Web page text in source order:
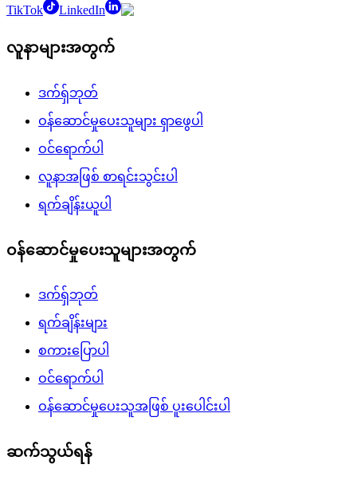
TikTok LinkedIn
လူနာများအတွက်
ဒက်ရှ်ဘုတ်
ဝန်ဆောင်မှုပေးသူများ ရှာဖွေပါ
ဝင်ရောက်ပါ
လူနာအဖြစ် စာရင်းသွင်းပါ
ရက်ချိန်းယူပါ
ဝန်ဆောင်မှုပေးသူများအတွက်
ဒက်ရှ်ဘုတ်
ရက်ချိန်းများ
စကားပြောပါ
ဝင်ရောက်ပါ
ဝန်ဆောင်မှုပေးသူအဖြစ် ပူးပေါင်းပါ
ဆက်သွယ်ရန်